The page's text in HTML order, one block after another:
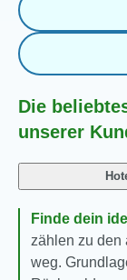
Die
unserer
Finde dein
zählen zu den
weg.